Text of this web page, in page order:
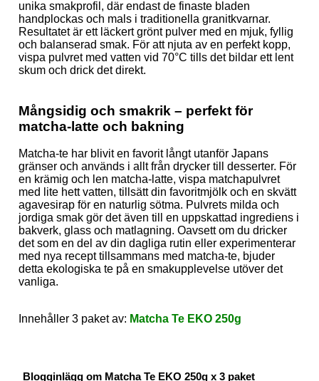
unika smakprofil, där endast de finaste bladen
handplockas och mals i traditionella granitkvarnar.
Resultatet är ett läckert grönt pulver med en mjuk, fyllig
och balanserad smak. För att njuta av en perfekt kopp,
vispa pulvret med vatten vid 70°C tills det bildar ett lent
skum och drick det direkt.
Mångsidig och smakrik – perfekt för
matcha-latte och bakning
Matcha-te har blivit en favorit långt utanför Japans
gränser och används i allt från drycker till desserter. För
en krämig och len matcha-latte, vispa matchapulvret
med lite hett vatten, tillsätt din favoritmjölk och en skvätt
agavesirap för en naturlig sötma. Pulvrets milda och
jordiga smak gör det även till en uppskattad ingrediens i
bakverk, glass och matlagning. Oavsett om du dricker
det som en del av din dagliga rutin eller experimenterar
med nya recept tillsammans med matcha-te, bjuder
detta ekologiska te på en smakupplevelse utöver det
vanliga.
Innehåller 3 paket av: Matcha Te EKO 250g
Blogginlägg om Matcha Te EKO 250g x 3 paket